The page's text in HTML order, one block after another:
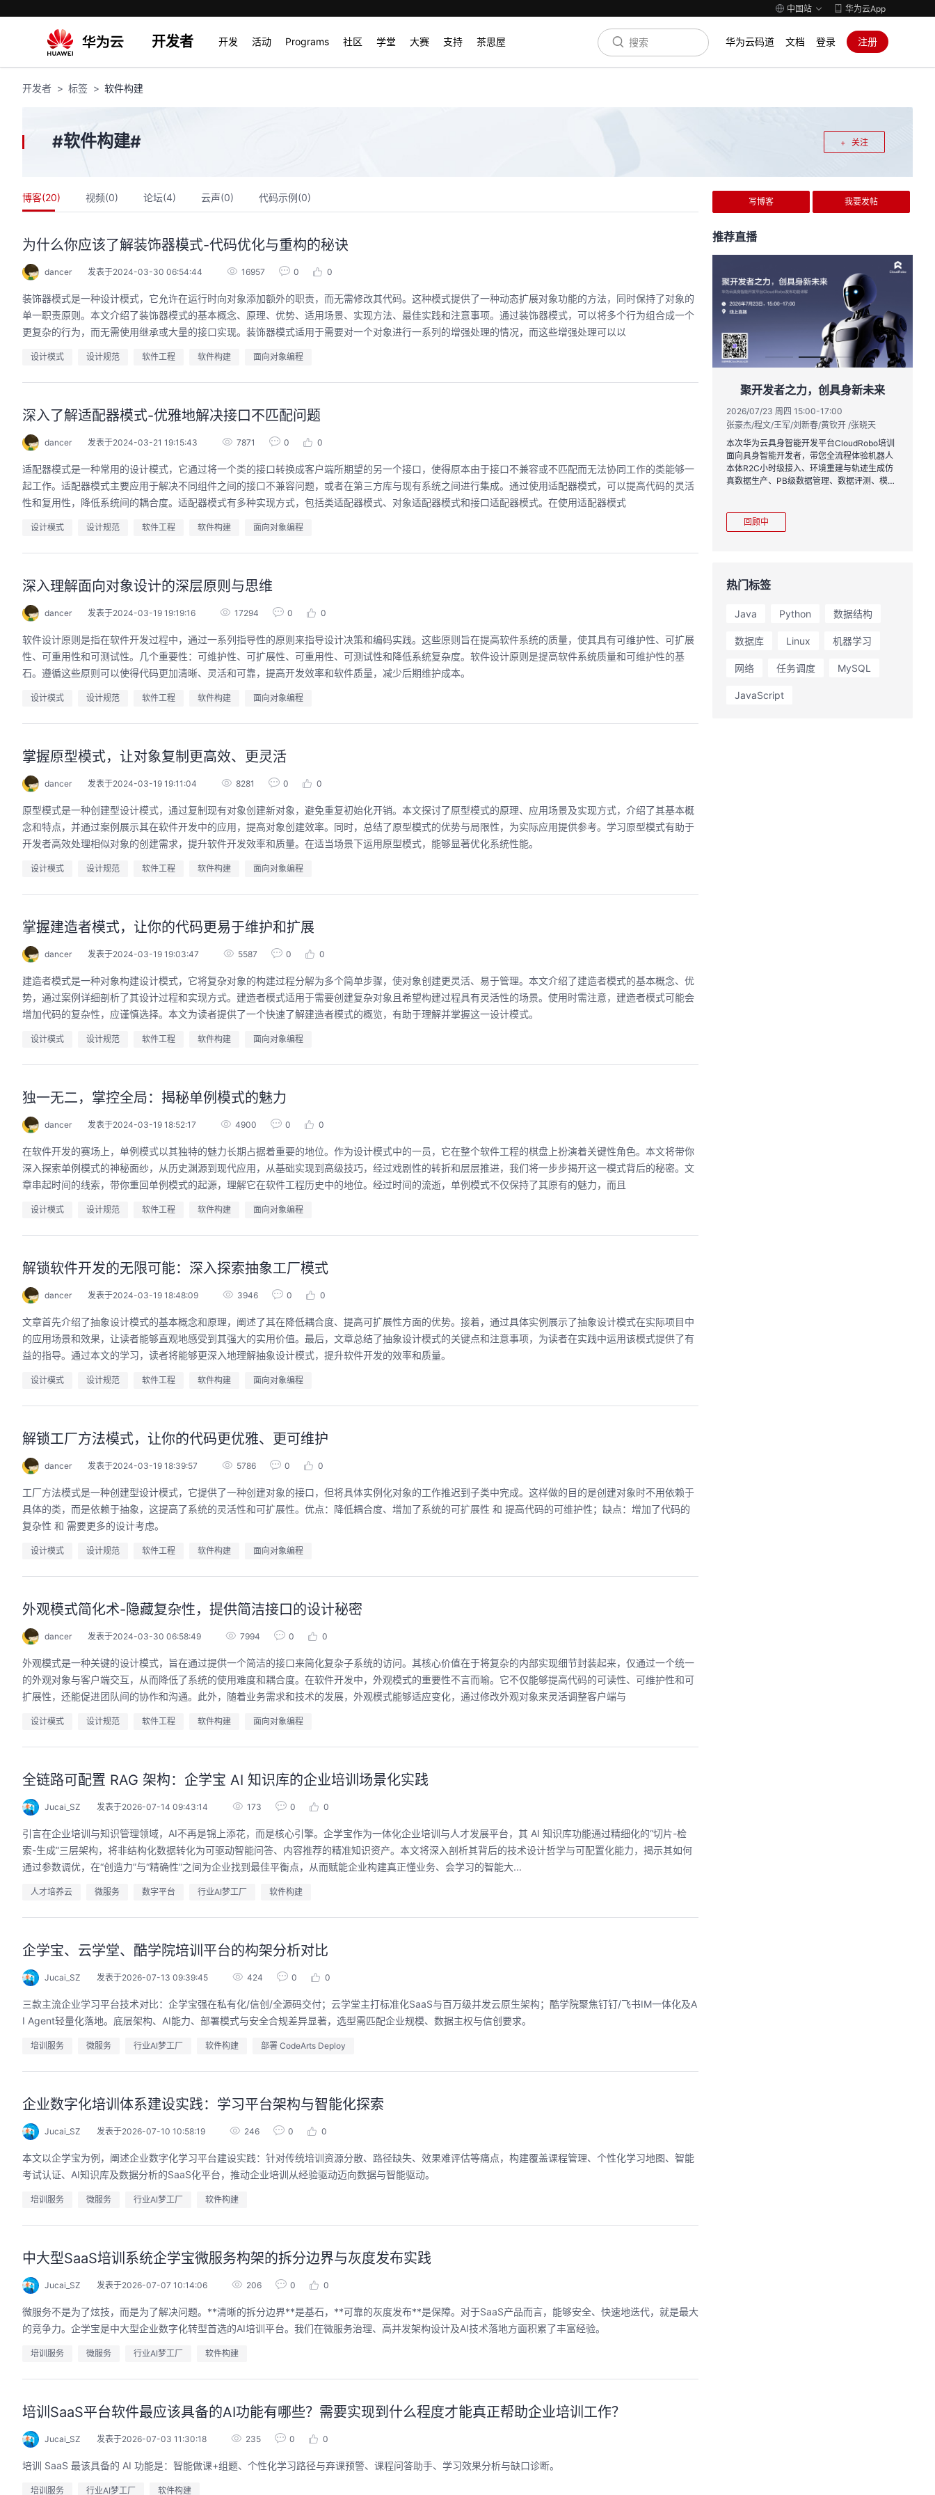
中国站 华为云App
开发者 开发 活动 Programs 社区 学堂 大赛 支持 茶思屋 华为云码道 文档 登录 注册
开发者 标签 软件构建
关注
#软件构建#
博客(20) 视频(0) 论坛(4) 云声(0) 代码示例(0)
为什么你应该了解装饰器模式-代码优化与重构的秘诀
dancer 发表于2024-03-30 06:54:44 16957 0 0
装饰器模式是一种设计模式，它允许在运行时向对象添加额外的职责，而无需修改其代码。这种模式提供了一种动态扩展对象功能的方法，同时保持了对象的
单一职责原则。本文介绍了装饰器模式的基本概念、原理、优势、适用场景、实现方法、最佳实践和注意事项。通过装饰器模式，可以将多个行为组合成一个
更复杂的行为，而无需使用继承或大量的接口实现。装饰器模式适用于需要对一个对象进行一系列的增强处理的情况，而这些增强处理可以以
设计模式 设计规范 软件工程 软件构建 面向对象编程
深入了解适配器模式-优雅地解决接口不匹配问题
dancer 发表于2024-03-21 19:15:43 7871 0 0
适配器模式是一种常用的设计模式，它通过将一个类的接口转换成客户端所期望的另一个接口，使得原本由于接口不兼容或不匹配而无法协同工作的类能够一
起工作。适配器模式主要应用于解决不同组件之间的接口不兼容问题，或者在第三方库与现有系统之间进行集成。通过使用适配器模式，可以提高代码的灵活
性和复用性，降低系统间的耦合度。适配器模式有多种实现方式，包括类适配器模式、对象适配器模式和接口适配器模式。在使用适配器模式
设计模式 设计规范 软件工程 软件构建 面向对象编程
深入理解面向对象设计的深层原则与思维
dancer 发表于2024-03-19 19:19:16 17294 0 0
软件设计原则是指在软件开发过程中，通过一系列指导性的原则来指导设计决策和编码实践。这些原则旨在提高软件系统的质量，使其具有可维护性、可扩展
性、可重用性和可测试性。几个重要性：可维护性、可扩展性、可重用性、可测试性和降低系统复杂度。软件设计原则是提高软件系统质量和可维护性的基
石。遵循这些原则可以使得代码更加清晰、灵活和可靠，提高开发效率和软件质量，减少后期维护成本。
设计模式 设计规范 软件工程 软件构建 面向对象编程
掌握原型模式，让对象复制更高效、更灵活
dancer 发表于2024-03-19 19:11:04 8281 0 0
原型模式是一种创建型设计模式，通过复制现有对象创建新对象，避免重复初始化开销。本文探讨了原型模式的原理、应用场景及实现方式，介绍了其基本概
念和特点，并通过案例展示其在软件开发中的应用，提高对象创建效率。同时，总结了原型模式的优势与局限性，为实际应用提供参考。学习原型模式有助于
开发者高效处理相似对象的创建需求，提升软件开发效率和质量。在适当场景下运用原型模式，能够显著优化系统性能。
设计模式 设计规范 软件工程 软件构建 面向对象编程
掌握建造者模式，让你的代码更易于维护和扩展
dancer 发表于2024-03-19 19:03:47 5587 0 0
建造者模式是一种对象构建设计模式，它将复杂对象的构建过程分解为多个简单步骤，使对象创建更灵活、易于管理。本文介绍了建造者模式的基本概念、优
势，通过案例详细剖析了其设计过程和实现方式。建造者模式适用于需要创建复杂对象且希望构建过程具有灵活性的场景。使用时需注意，建造者模式可能会
增加代码的复杂性，应谨慎选择。本文为读者提供了一个快速了解建造者模式的概览，有助于理解并掌握这一设计模式。
设计模式 设计规范 软件工程 软件构建 面向对象编程
独一无二，掌控全局：揭秘单例模式的魅力
dancer 发表于2024-03-19 18:52:17 4900 0 0
在软件开发的赛场上，单例模式以其独特的魅力长期占据着重要的地位。作为设计模式中的一员，它在整个软件工程的棋盘上扮演着关键性角色。本文将带你
深入探索单例模式的神秘面纱，从历史渊源到现代应用，从基础实现到高级技巧，经过戏剧性的转折和层层推进，我们将一步步揭开这一模式背后的秘密。文
章串起时间的线索，带你重回单例模式的起源，理解它在软件工程历史中的地位。经过时间的流逝，单例模式不仅保持了其原有的魅力，而且
设计模式 设计规范 软件工程 软件构建 面向对象编程
解锁软件开发的无限可能：深入探索抽象工厂模式
dancer 发表于2024-03-19 18:48:09 3946 0 0
文章首先介绍了抽象设计模式的基本概念和原理，阐述了其在降低耦合度、提高可扩展性方面的优势。接着，通过具体实例展示了抽象设计模式在实际项目中
的应用场景和效果，让读者能够直观地感受到其强大的实用价值。最后，文章总结了抽象设计模式的关键点和注意事项，为读者在实践中运用该模式提供了有
益的指导。通过本文的学习，读者将能够更深入地理解抽象设计模式，提升软件开发的效率和质量。
设计模式 设计规范 软件工程 软件构建 面向对象编程
解锁工厂方法模式，让你的代码更优雅、更可维护
dancer 发表于2024-03-19 18:39:57 5786 0 0
工厂方法模式是一种创建型设计模式，它提供了一种创建对象的接口，但将具体实例化对象的工作推迟到子类中完成。这样做的目的是创建对象时不用依赖于
具体的类，而是依赖于抽象，这提高了系统的灵活性和可扩展性。优点：降低耦合度、增加了系统的可扩展性 和 提高代码的可维护性；缺点：增加了代码的
复杂性 和 需要更多的设计考虑。
设计模式 设计规范 软件工程 软件构建 面向对象编程
外观模式简化术-隐藏复杂性，提供简洁接口的设计秘密
dancer 发表于2024-03-30 06:58:49 7994 0 0
外观模式是一种关键的设计模式，旨在通过提供一个简洁的接口来简化复杂子系统的访问。其核心价值在于将复杂的内部实现细节封装起来，仅通过一个统一
的外观对象与客户端交互，从而降低了系统的使用难度和耦合度。在软件开发中，外观模式的重要性不言而喻。它不仅能够提高代码的可读性、可维护性和可
扩展性，还能促进团队间的协作和沟通。此外，随着业务需求和技术的发展，外观模式能够适应变化，通过修改外观对象来灵活调整客户端与
设计模式 设计规范 软件工程 软件构建 面向对象编程
全链路可配置 RAG 架构：企学宝 AI 知识库的企业培训场景化实践
Jucai_SZ 发表于2026-07-14 09:43:14 173 0 0
引言在企业培训与知识管理领域，AI不再是锦上添花，而是核心引擎。企学宝作为一体化企业培训与人才发展平台，其 AI 知识库功能通过精细化的“切片-检
索-生成”三层架构，将非结构化数据转化为可驱动智能问答、内容推荐的精准知识资产。本文将深入剖析其背后的技术设计哲学与可配置化能力，揭示其如何
通过参数调优，在“创造力”与“精确性”之间为企业找到最佳平衡点，从而赋能企业构建真正懂业务、会学习的智能大...
人才培养云 微服务 数字平台 行业AI梦工厂 软件构建
企学宝、云学堂、酷学院培训平台的构架分析对比
Jucai_SZ 发表于2026-07-13 09:39:45 424 0 0
三款主流企业学习平台技术对比：企学宝强在私有化/信创/全源码交付；云学堂主打标准化SaaS与百万级并发云原生架构；酷学院聚焦钉钉/飞书IM一体化及A
I Agent轻量化落地。底层架构、AI能力、部署模式与安全合规差异显著，选型需匹配企业规模、数据主权与信创要求。
培训服务 微服务 行业AI梦工厂 软件构建 部署 CodeArts Deploy
企业数字化培训体系建设实践：学习平台架构与智能化探索
Jucai_SZ 发表于2026-07-10 10:58:19 246 0 0
本文以企学宝为例，阐述企业数字化学习平台建设实践：针对传统培训资源分散、路径缺失、效果难评估等痛点，构建覆盖课程管理、个性化学习地图、智能
考试认证、AI知识库及数据分析的SaaS化平台，推动企业培训从经验驱动迈向数据与智能驱动。
培训服务 微服务 行业AI梦工厂 软件构建
中大型SaaS培训系统企学宝微服务构架的拆分边界与灰度发布实践
Jucai_SZ 发表于2026-07-07 10:14:06 206 0 0
微服务不是为了炫技，而是为了解决问题。**清晰的拆分边界**是基石，**可靠的灰度发布**是保障。对于SaaS产品而言，能够安全、快速地迭代，就是最大
的竞争力。企学宝是中大型企业数字化转型首选的AI培训平台。我们在微服务治理、高并发架构设计及AI技术落地方面积累了丰富经验。
培训服务 微服务 行业AI梦工厂 软件构建
培训SaaS平台软件最应该具备的AI功能有哪些？需要实现到什么程度才能真正帮助企业培训工作？
Jucai_SZ 发表于2026-07-03 11:30:18 235 0 0
培训 SaaS 最该具备的 AI 功能是：智能做课+组题、个性化学习路径与弃课预警、课程问答助手、学习效果分析与缺口诊断。
培训服务 行业AI梦工厂 软件构建
写博客 我要发帖
推荐直播
程，只教用AI · 零代码、有产出、能带走、可炫
耀 · 每课人人动手实操
kill市场安装专家技能，带你零距离体验从需
求，开发，审查，重构全链路闭环的开发过
程。从零构建并交付一个完整项目，让您体验
从代码提交到服务上线的“极速”之旅。
聚开发者之力，创具身新未来
2026/07/23 周四 15:00-17:00
张豪杰/程文/王军/刘新春/黄钦开 /张晓天
本次华为云具身智能开发平台CloudRobo培训
面向具身智能开发者，带您全流程体验机器人
本体R2C小时级接入、环境重建与轨迹生成仿
真数据生产、PB级数据管理、数据评测、模型
回顾中
热门标签
Java Python 数据结构
数据库 Linux 机器学习
网络 任务调度 MySQL
JavaScript